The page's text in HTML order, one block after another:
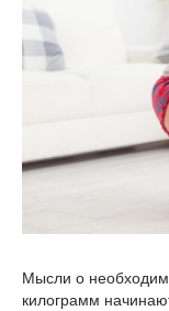
Мысли о
килограмм